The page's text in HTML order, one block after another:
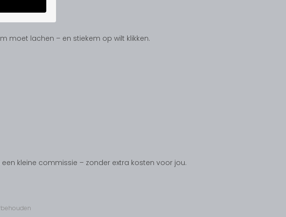
moet lachen – en stiekem op wilt klikken.
kleine commissie – zonder extra kosten voor jou.